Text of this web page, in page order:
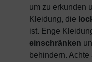
um zu erkunden
Kleidung, die
ist. Enge
einschränken
behindern.